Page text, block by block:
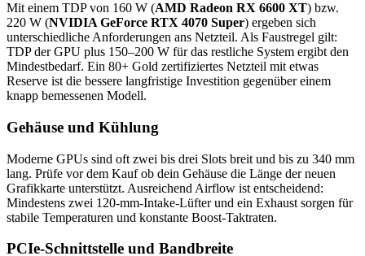
Mit einem TDP von 160 W (AMD Radeon RX 6600 XT) bzw.
220 W (NVIDIA GeForce RTX 4070 Super) ergeben sich
unterschiedliche Anforderungen ans Netzteil. Als Faustregel gilt:
TDP der GPU plus 150–200 W für das restliche System ergibt den
Mindestbedarf. Ein 80+ Gold zertifiziertes Netzteil mit etwas
Reserve ist die bessere langfristige Investition gegenüber einem
knapp bemessenen Modell.
Gehäuse und Kühlung
Moderne GPUs sind oft zwei bis drei Slots breit und bis zu 340 mm
lang. Prüfe vor dem Kauf ob dein Gehäuse die Länge der neuen
Grafikkarte unterstützt. Ausreichend Airflow ist entscheidend:
Mindestens zwei 120-mm-Intake-Lüfter und ein Exhaust sorgen für
stabile Temperaturen und konstante Boost-Taktraten.
PCIe-Schnittstelle und Bandbreite